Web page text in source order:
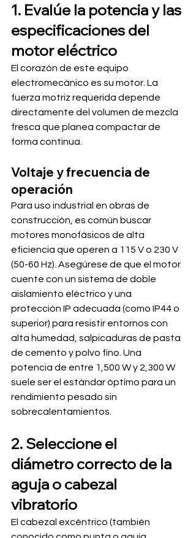
1. Evalúe la potencia y las
especificaciones del
motor eléctrico
El corazón de este equipo
electromecánico es su motor. La
fuerza motriz requerida depende
directamente del volumen de mezcla
fresca que planea compactar de
forma continua.
Voltaje y frecuencia de
operación
Para uso industrial en obras de
construcción, es común buscar
motores monofásicos de alta
eficiencia que operen a 115 V o 230 V
(50-60 Hz). Asegúrese de que el motor
cuente con un sistema de doble
aislamiento eléctrico y una
protección IP adecuada (como IP44 o
superior) para resistir entornos con
alta humedad, salpicaduras de pasta
de cemento y polvo fino. Una
potencia de entre 1,500 W y 2,300 W
suele ser el estándar óptimo para un
rendimiento pesado sin
sobrecalentamientos.
2. Seleccione el
diámetro correcto de la
aguja o cabezal
vibratorio
El cabezal excéntrico (también